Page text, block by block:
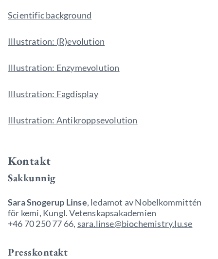
Scientific background
Illustration: (R)evolution
Illustration: Enzymevolution
Illustration: Fagdisplay
Illustration: Antikroppsevolution
Kontakt
Sakkunnig
Sara Snogerup Linse, ledamot av Nobelkommittén
för kemi, Kungl. Vetenskapsakademien
+46 70 250 77 66, sara.linse@biochemistry.lu.se
Presskontakt